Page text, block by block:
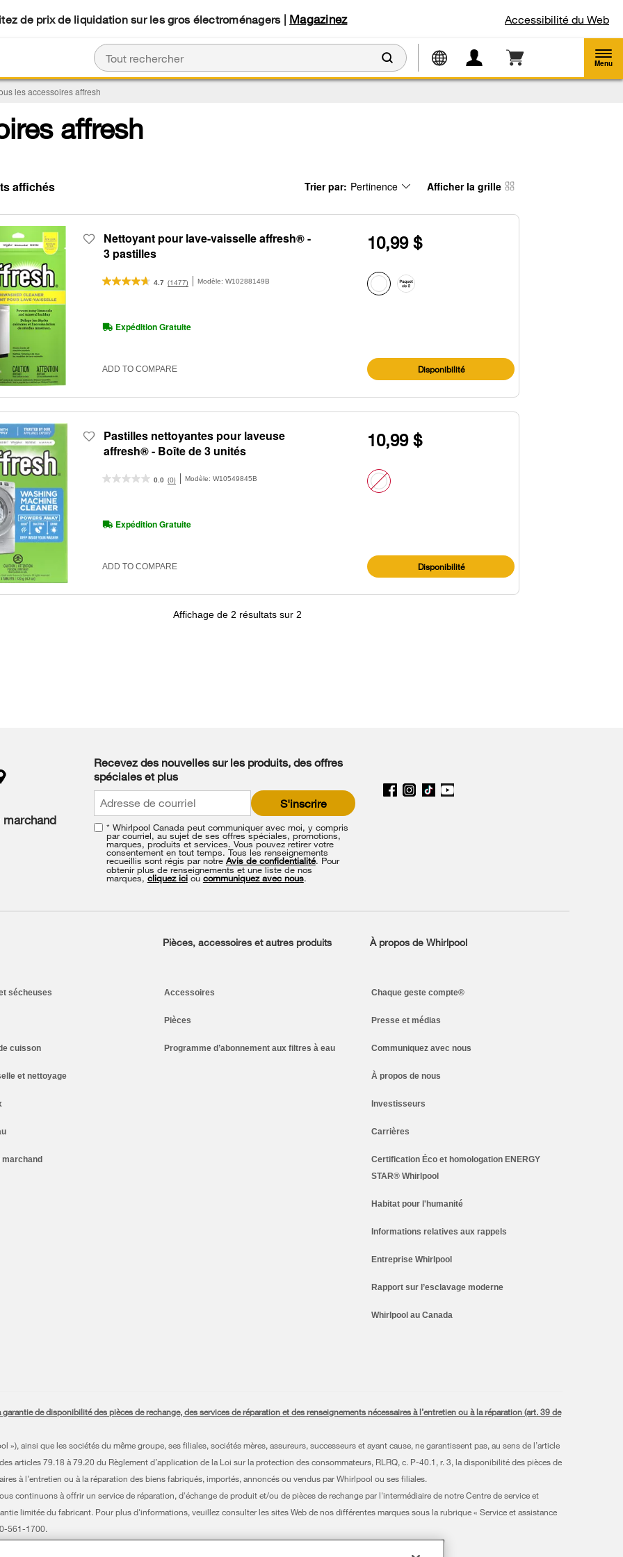
de prix de liquidation sur les gros électroménagers | Magazinez Accessibilité du Web
Menu
les accessoires affresh
affresh
Content
page
changed
Trier par:
Changing
by
page
Pertinence Afficher la grille
Nettoyant pour lave-vaisselle affresh® -
3 pastilles
4.7 (1477) Modèle: W10288149B
ADD TO COMPARE
10,99 $
Expédition Gratuite
Disponibilité
Pastilles nettoyantes pour laveuse
affresh® - Boîte de 3 unités
0.0 (0) Modèle: W10549845B
ADD TO COMPARE
10,99 $
Expédition Gratuite
Disponibilité
Affichage de 2 résultats sur 2
marchand
Recevez des nouvelles sur les produits, des offres
spéciales et plus
S'inscrire
* Whirlpool Canada peut communiquer avec moi, y compris
par courriel, au sujet de ses offres spéciales, promotions,
marques, produits et services. Vous pouvez retirer votre
consentement en tout temps. Tous les renseignements
recueillis sont régis par notre Avis de confidentialité. Pour
obtenir plus de renseignements et une liste de nos
marques, cliquez iciou communiquez avec nous.
sécheuses
cuisson
et nettoyage
marchand
Pièces, accessoires et autres produits
Accessoires
Pièces
Programme d’abonnement aux filtres à eau
À propos de Whirlpool
Chaque geste compte®
Presse et médias
Communiquez avec nous
À propos de nous
Investisseurs
Carrières
Certification Éco et homologation ENERGY
STAR® Whirlpool
Habitat pour l'humanité
Informations relatives aux rappels
Entreprise Whirlpool
Rapport sur l’esclavage moderne
Whirlpool au Canada
de disponibilité des pièces de rechange, des services de réparation et des renseignements nécessaires à l’entretien ou à la réparation (art. 39 de
ainsi que les sociétés du même groupe, ses filiales, sociétés mères, assureurs, successeurs et ayant cause, ne garantissent pas, au sens de l’article
articles 79.18 à 79.20 du Règlement d’application de la Loi sur la protection des consommateurs, RLRQ, c. P-40.1, r. 3, la disponibilité des pièces de
à l’entretien ou à la réparation des biens fabriqués, importés, annoncés ou vendus par Whirlpool ou ses filiales.
continuons à offrir un service de réparation, d'échange de produit et/ou de pièces de rechange par l'intermédiaire de notre Centre de service et
limitée du fabricant. Pour plus d'informations, veuillez consulter les sites Web de nos différentes marques sous la rubrique « Service et assistance
561-1700.